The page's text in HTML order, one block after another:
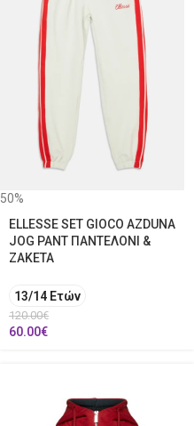
50%
ELLESSE SET GIOCO AZDUNA
JOG PANT ΠΑΝΤΕΛΟΝΙ &
ΖΑΚΕΤΑ
13/14 Ετών
120.00€
60.00€